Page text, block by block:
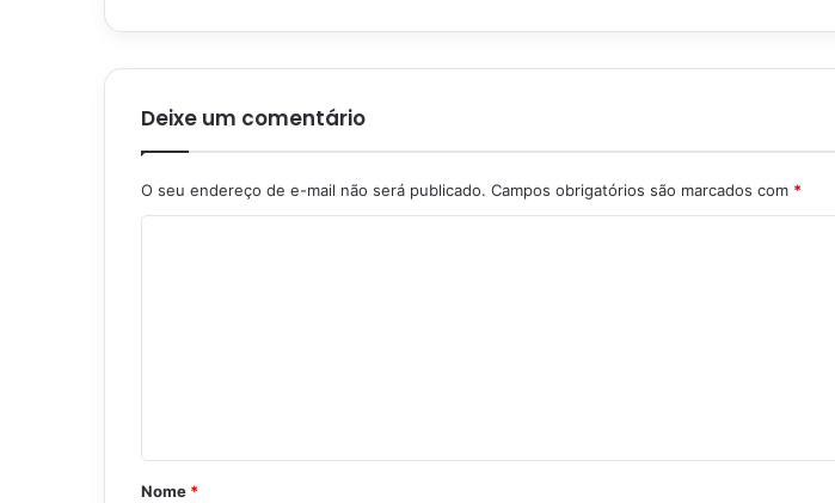
Deixe um comentário
O seu endereço de e-mail não será publicado. Campos obrigatórios são marcados com *
rNome *